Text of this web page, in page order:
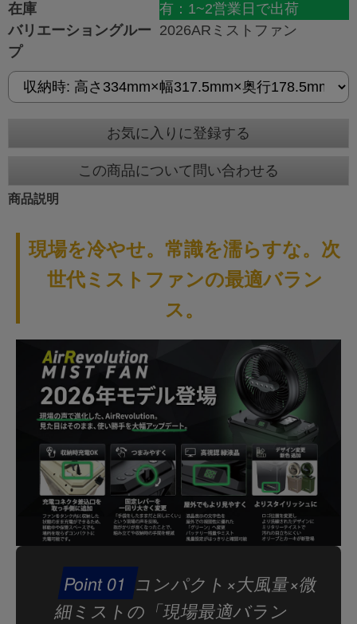
在庫
有：1~2営業日で出荷
バリエーショングルー
プ
2026ARミストファン
お気に入りに登録する
この商品について問い合わせる
商品説明
現場を冷やせ。常識を濡らすな。次
世代ミストファンの最適バラン
ス。
コンパクト×大風量×微
細ミストの「現場最適バラン